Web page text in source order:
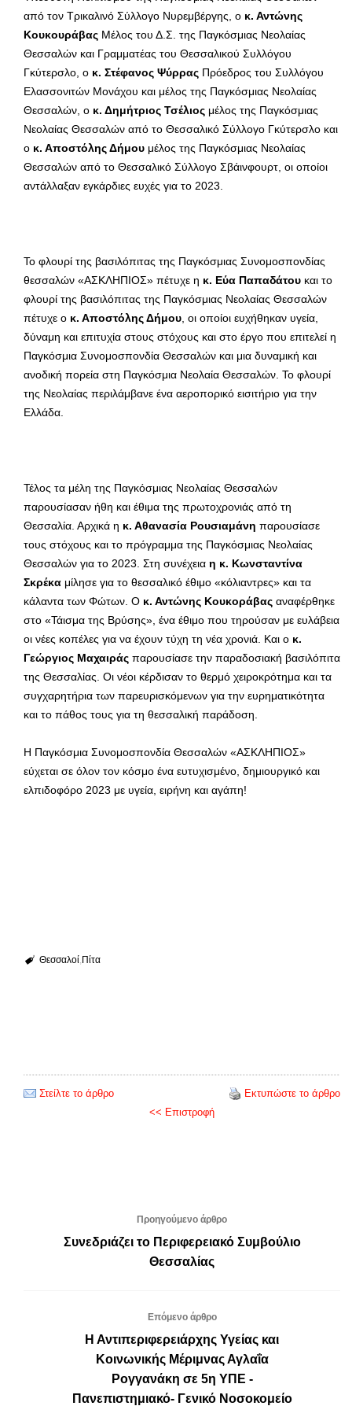
από τον Τρικαλινό Σύλλογο Νυρεμβέργης, ο κ. Αντώνης
Κουκουράβας Μέλος του Δ.Σ. της Παγκόσμιας Νεολαίας
Θεσσαλών και Γραμματέας του Θεσσαλικού Συλλόγου
Γκύτερσλο, ο κ. Στέφανος Ψύρρας Πρόεδρος του Συλλόγου
Ελασσονιτών Μονάχου και μέλος της Παγκόσμιας Νεολαίας
Θεσσαλών, ο κ. Δημήτριος Τσέλιος μέλος της Παγκόσμιας
Νεολαίας Θεσσαλών από το Θεσσαλικό Σύλλογο Γκύτερσλο και
ο κ. Αποστόλης Δήμου μέλος της Παγκόσμιας Νεολαίας
Θεσσαλών από το Θεσσαλικό Σύλλογο Σβάινφουρτ, οι οποίοι
αντάλλαξαν εγκάρδιες ευχές για το 2023.
Το φλουρί της βασιλόπιτας της Παγκόσμιας Συνομοσπονδίας
θεσσαλών «ΑΣΚΛΗΠΙΟΣ» πέτυχε η κ. Εύα Παπαδάτου και το
φλουρί της βασιλόπιτας της Παγκόσμιας Νεολαίας Θεσσαλών
πέτυχε ο κ. Αποστόλης Δήμου , οι οποίοι ευχήθηκαν υγεία,
δύναμη και επιτυχία στους στόχους και στο έργο που επιτελεί η
Παγκόσμια Συνομοσπονδία Θεσσαλών και μια δυναμική και
ανοδική πορεία στη Παγκόσμια Νεολαία Θεσσαλών. Το φλουρί
της Νεολαίας περιλάμβανε ένα αεροπορικό εισιτήριο για την
Ελλάδα.
Τέλος τα μέλη της Παγκόσμιας Νεολαίας Θεσσαλών
παρουσίασαν ήθη και έθιμα της πρωτοχρονιάς από τη
Θεσσαλία. Αρχικά η κ. Αθανασία Ρουσιαμάνη παρουσίασε
τους στόχους και το πρόγραμμα της Παγκόσμιας Νεολαίας
Θεσσαλών για το 2023. Στη συνέχεια η κ. Κωνσταντίνα
Σκρέκα μίλησε για το θεσσαλικό έθιμο «κόλιαντρες» και τα
κάλαντα των Φώτων. Ο κ. Αντώνης Κουκοράβας αναφέρθηκε
στο «Τάισμα της Βρύσης», ένα έθιμο που τηρούσαν με ευλάβεια
οι νέες κοπέλες για να έχουν τύχη τη νέα χρονιά. Και ο κ.
Γεώργιος Μαχαιράς παρουσίασε την παραδοσιακή βασιλόπιτα
της Θεσσαλίας. Οι νέοι κέρδισαν το θερμό χειροκρότημα και τα
συγχαρητήρια των παρευρισκόμενων για την ευρηματικότητα
και το πάθος τους για τη θεσσαλική παράδοση.
Η Παγκόσμια Συνομοσπονδία Θεσσαλών «ΑΣΚΛΗΠΙΟΣ»
εύχεται σε όλον τον κόσμο ένα ευτυχισμένο, δημιουργικό και
ελπιδοφόρο 2023 με υγεία, ειρήνη και αγάπη!
Θεσσαλοί Πίτα
Στείλτε το άρθρο
Εκτυπώστε το άρθρο
<< Επιστροφή
Προηγούμενο άρθρο
Συνεδριάζει το Περιφερειακό Συμβούλιο
Θεσσαλίας
Επόμενο άρθρο
Η Αντιπεριφερειάρχης Υγείας και
Κοινωνικής Μέριμνας Αγλαΐα
Ρογγανάκη σε 5η ΥΠΕ -
Πανεπιστημιακό- Γενικό Νοσοκομείο